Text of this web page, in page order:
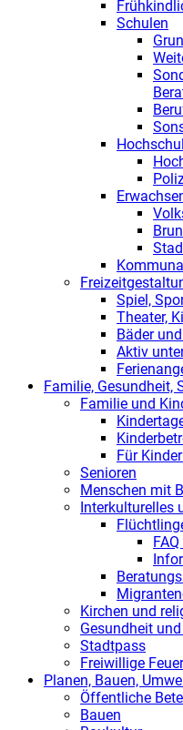
Schulen
Spiel,
Theater,
Bäder
Aktiv
Familie, Gesundheit,
Familie und
Für
Senioren
Menschen mit
Interkulturelles
Kirchen und
Gesundheit
Stadtpass
Freiwillige
Planen, Bauen,
Öffentliche
Bauen